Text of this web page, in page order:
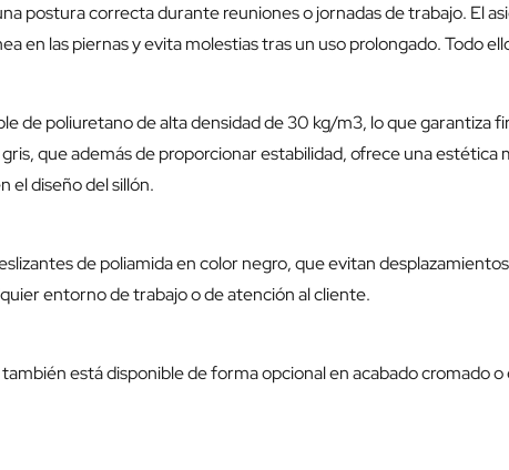
postura correcta durante reuniones o jornadas de trabajo. El
en las piernas y evita molestias tras un uso prolongado. Todo
de poliuretano de alta densidad de 30 kg/m3, lo que garantiza
que además de proporcionar estabilidad, ofrece una
el diseño del sillón.
de poliamida en color negro, que evitan
entorno de trabajo o de atención al cliente.
está disponible de forma opcional en acabado cromado